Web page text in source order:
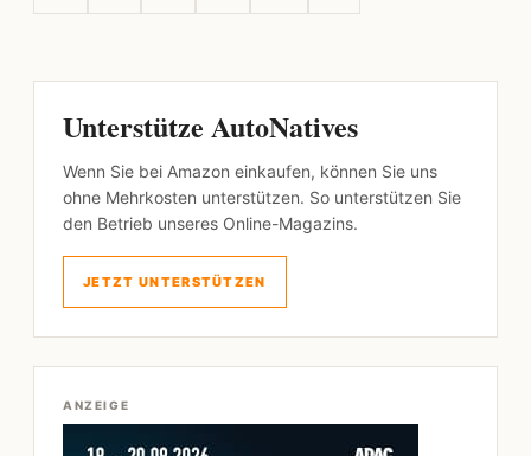
Unterstütze AutoNatives
Wenn Sie bei Amazon einkaufen, können Sie uns
ohne Mehrkosten unterstützen. So unterstützen Sie
den Betrieb unseres Online-Magazins.
JETZT UNTERSTÜTZEN
ANZEIGE